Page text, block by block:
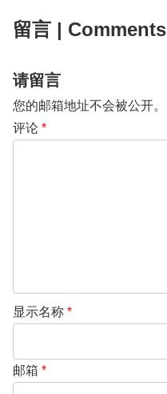
留言 | Comments
请留言
您的邮箱地址不会被公开。
评论 *
显示名称 *
邮箱 *